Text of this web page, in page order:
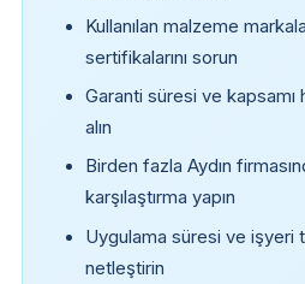
Kullanılan malzeme
sertifikalarını sorun
Garanti süresi ve kapsamı
alın
Birden fazla Aydın
karşılaştırma yapın
Uygulama süresi ve işyeri
netleştirin